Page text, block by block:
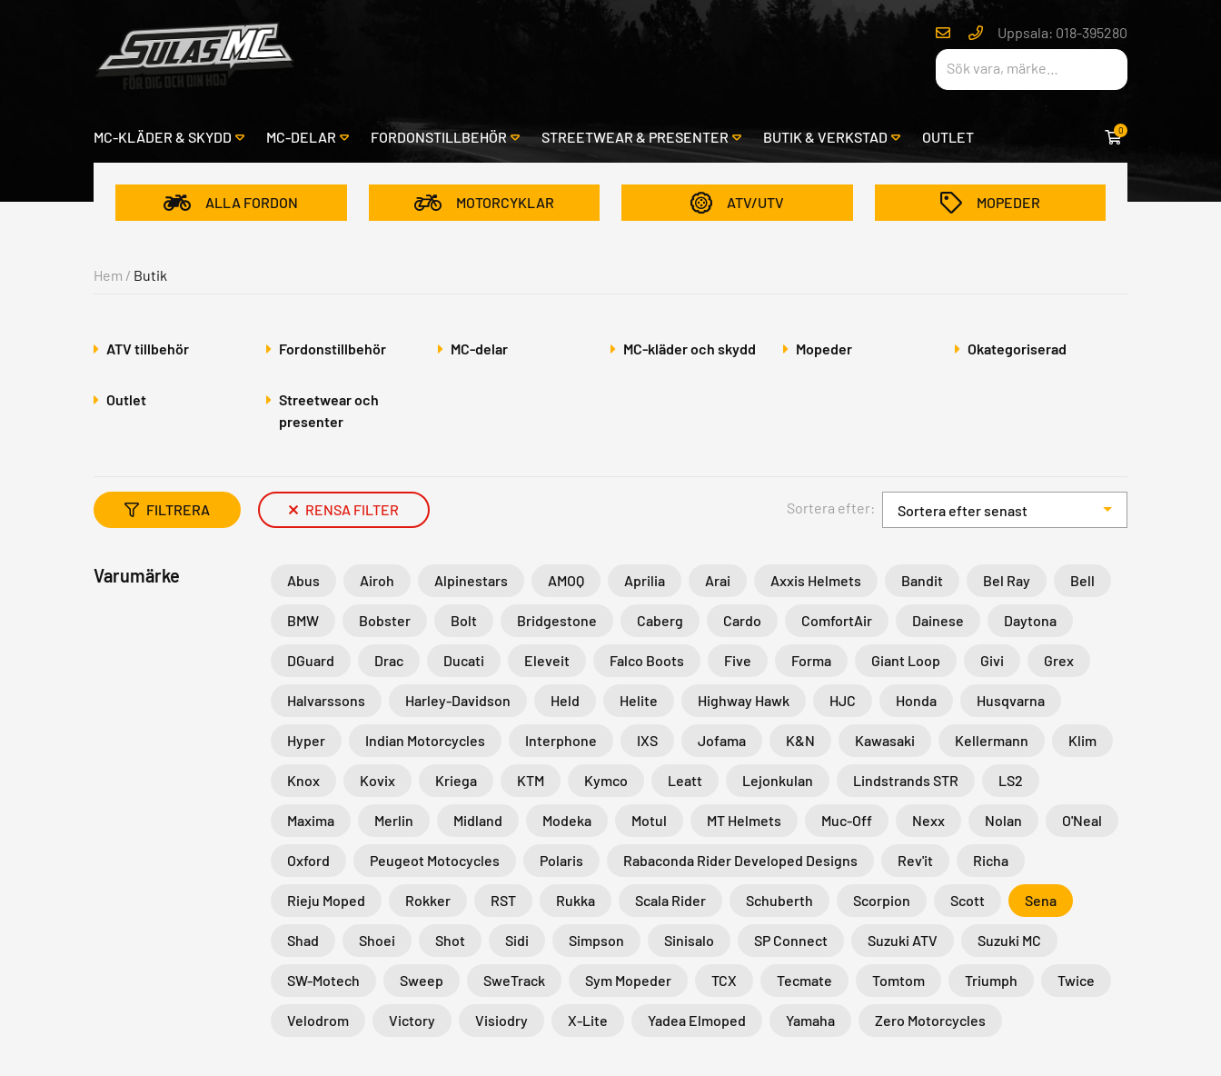
Uppsala: 018-395280
MC-KLÄDER & SKYDD MC-DELAR FORDONSTILLBEHÖR STREETWEAR & PRESENTER BUTIK & VERKSTAD OUTLET 0
ALLA FORDON MOTORCYKLAR ATV/UTV MOPEDER
Hem / Butik
ATV tillbehör Fordonstillbehör MC-delar MC-kläder och skydd Mopeder Okategoriserad
Outlet
Streetwear och
presenter
FILTRERA RENSA FILTER Sortera efter: Sortera efter senast
Varumärke Abus Airoh Alpinestars AMOQ Aprilia Arai Axxis Helmets Bandit Bel Ray Bell
BMW Bobster Bolt Bridgestone Caberg Cardo ComfortAir Dainese Daytona
DGuard Drac Ducati Eleveit Falco Boots Five Forma Giant Loop Givi Grex
Halvarssons Harley-Davidson Held Helite Highway Hawk HJC Honda Husqvarna
Hyper Indian Motorcycles Interphone IXS Jofama K&N Kawasaki Kellermann Klim
Knox Kovix Kriega KTM Kymco Leatt Lejonkulan Lindstrands STR LS2
Maxima Merlin Midland Modeka Motul MT Helmets Muc-Off Nexx Nolan O'Neal
Oxford Peugeot Motocycles Polaris Rabaconda Rider Developed Designs Rev'it Richa
Rieju Moped Rokker RST Rukka Scala Rider Schuberth Scorpion Scott Sena
Shad Shoei Shot Sidi Simpson Sinisalo SP Connect Suzuki ATV Suzuki MC
SW-Motech Sweep SweTrack Sym Mopeder TCX Tecmate Tomtom Triumph Twice
Velodrom Victory Visiodry X-Lite Yadea Elmoped Yamaha Zero Motorcycles